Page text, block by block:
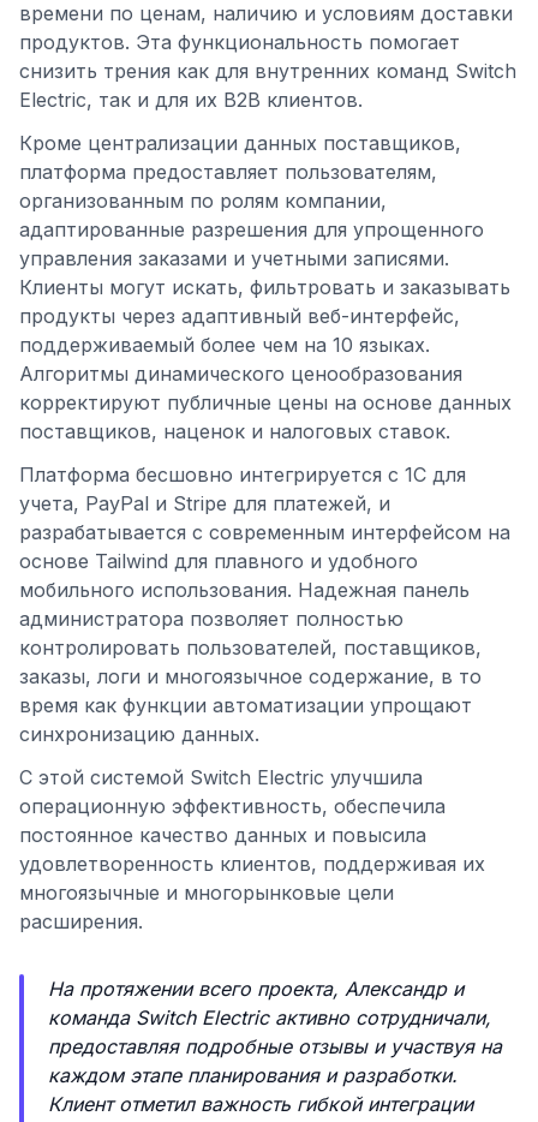
времени по ценам, наличию и условиям доставки
продуктов. Эта функциональность помогает
снизить трения как для внутренних команд Switch
Electric, так и для их B2B клиентов.
Кроме централизации данных поставщиков,
платформа предоставляет пользователям,
организованным по ролям компании,
адаптированные разрешения для упрощенного
управления заказами и учетными записями.
Клиенты могут искать, фильтровать и заказывать
продукты через адаптивный веб-интерфейс,
поддерживаемый более чем на 10 языках.
Алгоритмы динамического ценообразования
корректируют публичные цены на основе данных
поставщиков, наценок и налоговых ставок.
Платформа бесшовно интегрируется с 1C для
учета, PayPal и Stripe для платежей, и
разрабатывается с современным интерфейсом на
основе Tailwind для плавного и удобного
мобильного использования. Надежная панель
администратора позволяет полностью
контролировать пользователей, поставщиков,
заказы, логи и многоязычное содержание, в то
время как функции автоматизации упрощают
синхронизацию данных.
С этой системой Switch Electric улучшила
операционную эффективность, обеспечила
постоянное качество данных и повысила
удовлетворенность клиентов, поддерживая их
многоязычные и многорынковые цели
расширения.
На протяжении всего проекта, Александр и
команда Switch Electric активно сотрудничали,
предоставляя подробные отзывы и участвуя на
каждом этапе планирования и разработки.
Клиент отметил важность гибкой интеграции